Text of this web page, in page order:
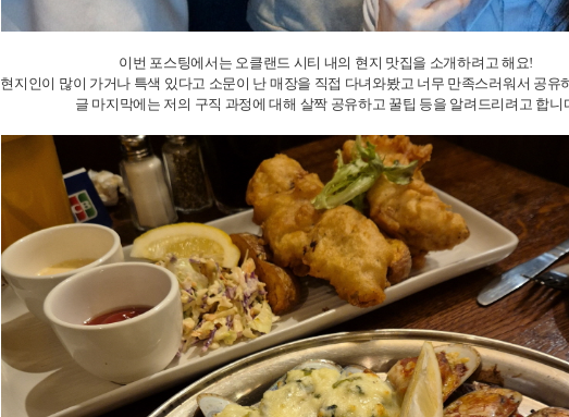
이번 포스팅에서는 오클랜드 시티 내의 현지 맛집을 소개하려고 해요!
현지인이 많이 가거나 특색 있다고 소문이 난 매장을 직접 다녀와봤고 너무 만족스러워서 공유
글 마지막에는 저의 구직 과정에 대해 살짝 공유하고 꿀팁 등을 알려드리려고 합니